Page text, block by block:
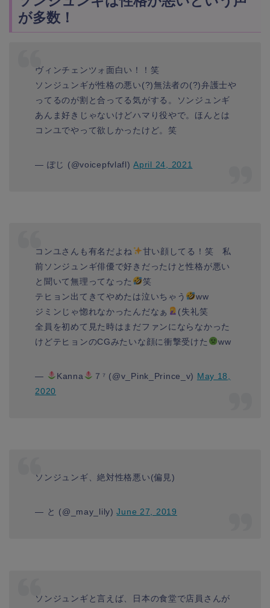
が多数！
ヴィンチェンツォ面白い！！笑
ソンジュンギが性格の悪い(?)無法者の(?)弁護士や
ってるのが割と合ってる気がする。ソンジュンギ
あんま好きじゃないけどハマり役やで。ほんとは
コンユでやって欲しかったけど。笑
— ぽじ (@voicepfvlafl)April 24, 2021
コンユさんも有名だよね
甘い顔してる！笑 私
前ソンジュンギ俳優で好きだったけと性格が悪い
と聞いて無理ってなった
笑
テヒョン出てきてやめたは泣いちゃう
ww
ジミンじゃ惚れなかったんだなぁ
(失礼笑
全員を初めて見た時はまだファンにならなかった
けどテヒョンのCGみたいな顔に衝撃受けた
ww
— Kanna ７⁷ (@v_Pink_Prince_v) May 18,
2020
ソンジュンギ、絶対性格悪い(偏見)
— と (@_may_lily)June 27, 2019
ソンジュンギと言えば、日本の食堂で店員さんが